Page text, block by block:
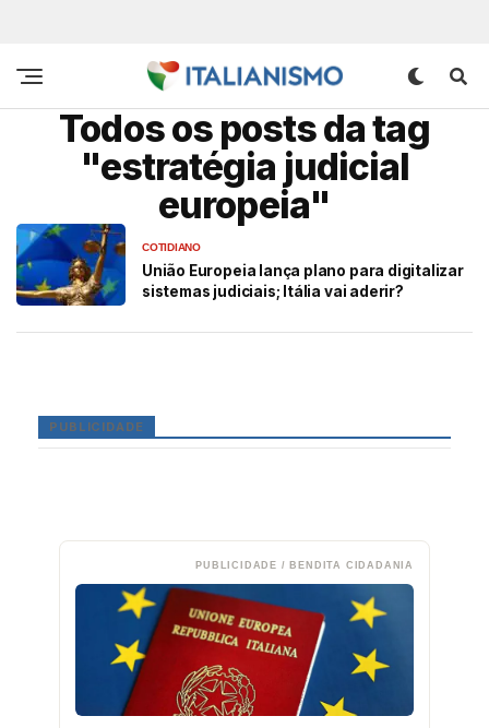
Todos os posts da tag
"estratégia judicial
europeia"
COTIDIANO
União Europeia lança plano para digitalizar
sistemas judiciais; Itália vai aderir?
PUBLICIDADE
PUBLICIDADE / BENDITA CIDADANIA